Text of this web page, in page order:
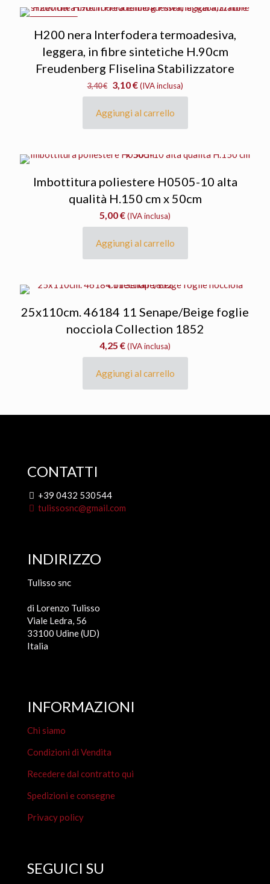
H200 nera Interfodera termoadesiva,
leggera, in fibre sintetiche H.90cm
Freudenberg Fliselina Stabilizzatore
3,40€ Il
prezzo
originale
era:
3,10€Il
prezzo
attuale
(IVA inclusa)
Aggiungi al carrello
Imbottitura poliestere H0505-10 alta
qualità H.150 cm x 50cm
5,00€(IVA inclusa)
Aggiungi al carrello
25x110cm. 46184 11 Senape/Beige foglie
nocciola Collection 1852
4,25 €(IVA inclusa)
Aggiungi al carrello
CONTATTI
+39 0432 530544
tulissosnc@gmail.com
INDIRIZZO
Tulisso snc
di Lorenzo Tulisso
Viale Ledra, 56
33100 Udine (UD)
Italia
INFORMAZIONI
Chi siamo
Condizioni di Vendita
Recedere dal contratto qui
Spedizioni e consegne
Privacy policy
SEGUICI SU